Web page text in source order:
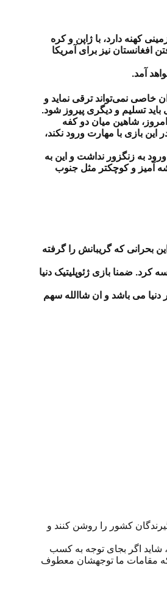
کهنه دارد، با ژاپن و کره
افغانستان نیز برای آمریکا
آمد.
خاصی نمی‌تواند ترقی نماید و
تسلیم و دیگری پیروز شود.
شاهین میان دو کفه
بازی با مهارت ورود نکند،
به زنگزور نداشت و این به
آمیز و کوچکتر مثل جنوب
بحرانی که گریبانش را گرفته
کرد. ضمنا بازی ژئوپلیتیک دنیا
دنیا می باشد و ان شاالله سهم
کشور را روشن کنند و
شاید اگر بجای توجه به کسب
که مقامات ما توجهشان معطوف